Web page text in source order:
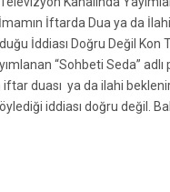
İftarda Dua ya da
İddiası Doğru Değil Kon
“Sohbeti Seda”
duası ya da ilahi
iddiası doğru değil.